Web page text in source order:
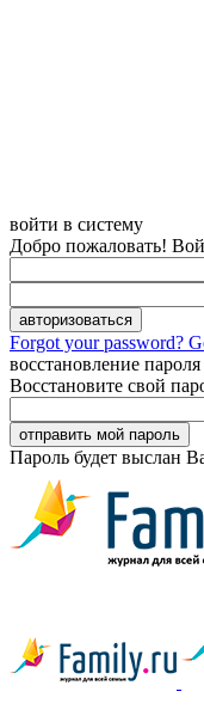
войти в систему
Добро пожаловать!
Forgot your password?
восстановление пароля
Восстановите свой
Пароль будет выслан